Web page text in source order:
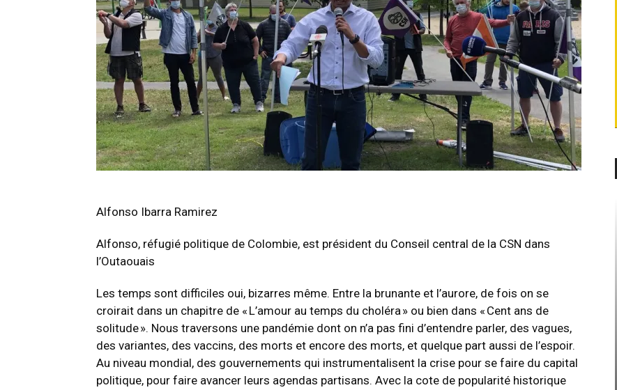
Alfonso Ibarra Ramirez
Alfonso, réfugié politique de Colombie, est président du Conseil central de la CSN dans
l’Outaouais
Les temps sont difficiles oui, bizarres même. Entre la brunante et l’aurore, de fois on se
croirait dans un chapitre de « L’amour au temps du choléra » ou bien dans « Cent ans de
solitude ». Nous traversons une pandémie dont on n’a pas fini d’entendre parler, des vagues,
des variantes, des vaccins, des morts et encore des morts, et quelque part aussi de l’espoir.
Au niveau mondial, des gouvernements qui instrumentalisent la crise pour se faire du capital
politique, pour faire avancer leurs agendas partisans. Avec la cote de popularité historique